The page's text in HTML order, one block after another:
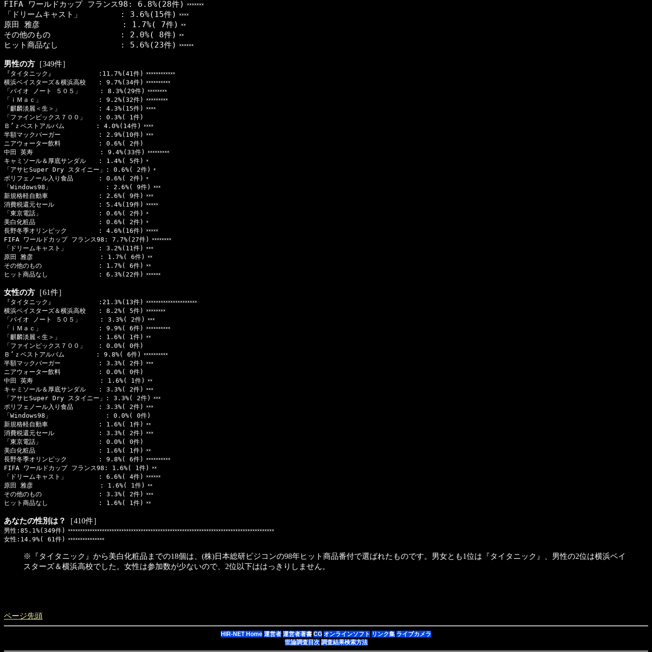
FIFA ワールドカップ フランス98: 6.8%(28件) *******
「ドリームキャスト」 : 3.6%(15件) ****
原田 雅彦 : 1.7%( 7件) **
その他のもの : 2.0%( 8件) **
ヒット商品なし : 5.6%(23件) ******
男性の方 ［349件］
『タイタニック』 :11.7%(41件) ************
横浜ベイスターズ＆横浜高校 : 9.7%(34件) **********
「バイオ ノート ５０５」 : 8.3%(29件) ********
「ｉＭａｃ」 : 9.2%(32件) *********
「麒麟淡麗＜生＞」 : 4.3%(15件) ****
「ファインピックス７００」 : 0.3%( 1件)
Ｂ’ｚベストアルバム : 4.0%(14件)
****
半額マックバーガー : 2.9%(10件) ***
ニアウォーター飲料 : 0.6%( 2件)
中田 英寿 : 9.4%(33件)
*********
キャミソール＆厚底サンダル : 1.4%( 5件) *
「アサヒSuper Dry スタイニー」: 0.6%( 2件) *
ポリフェノール入り食品 : 0.6%( 2件) *
「Windows98」 : 2.6%( 9件) ***
新規格軽自動車 : 2.6%( 9件) ***
消費税還元セール : 5.4%(19件) *****
「東京電話」 : 0.6%( 2件) *
美白化粧品 : 0.6%( 2件) *
長野冬季オリンピック : 4.6%(16件) *****
FIFA ワールドカップ フランス98: 7.7%(27件) ********
「ドリームキャスト」 : 3.2%(11件) ***
原田 雅彦 : 1.7%( 6件) **
その他のもの : 1.7%( 6件) **
ヒット商品なし : 6.3%(22件) ******
女性の方 ［61件］
『タイタニック』 :21.3%(13件) *********************
横浜ベイスターズ＆横浜高校 : 8.2%( 5件) ********
「バイオ ノート ５０５」 : 3.3%( 2件) ***
「ｉＭａｃ」 : 9.9%( 6件) **********
「麒麟淡麗＜生＞」 : 1.6%( 1件) **
「ファインピックス７００」 : 0.0%( 0件)
Ｂ’ｚベストアルバム : 9.8%( 6件)
**********
半額マックバーガー : 3.3%( 2件) ***
ニアウォーター飲料 : 0.0%( 0件)
中田 英寿 : 1.6%( 1件)
**
キャミソール＆厚底サンダル : 3.3%( 2件) ***
「アサヒSuper Dry スタイニー」: 3.3%( 2件) ***
ポリフェノール入り食品 : 3.3%( 2件) ***
「Windows98」 : 0.0%( 0件)
新規格軽自動車 : 1.6%( 1件)
**
消費税還元セール : 3.3%( 2件) ***
「東京電話」 : 0.0%( 0件)
美白化粧品 : 1.6%( 1件)
**
長野冬季オリンピック : 9.8%( 6件) **********
FIFA ワールドカップ フランス98: 1.6%( 1件) **
「ドリームキャスト」 : 6.6%( 4件) ******
原田 雅彦 : 1.6%( 1件) **
その他のもの : 3.3%( 2件) ***
ヒット商品なし : 1.6%( 1件) **
あなたの性別は？ ［410件］
男性:85.1%(349件) *************************************************************************************
女性:14.9%( 61件) ***************
※『タイタニック』から美白化粧品までの18個は、(株)日本総研ビジコンの98年ヒット商品番付で選ばれたものです。男女とも1位は『タイタニック』、男性の2位は横浜ベイ
スターズ＆横浜高校でした。女性は参加数が少ないので、2位以下ははっきりしません。
ページ先頭
HIR-NET Home 運営者 運営者著書 CG オンラインソフト リンク集 ライブカメラ
世論調査目次 調査結果検索方法